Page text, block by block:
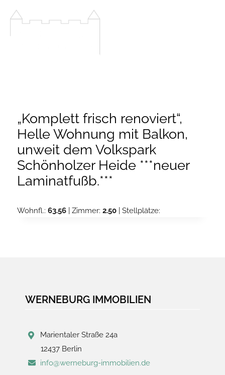
Inhalt
„Komplett frisch renoviert“,
Helle Wohnung mit Balkon,
unweit dem Volkspark
Schönholzer Heide ***neuer
Laminatfußb.***
Wohnfl.: 63.56 | Zimmer: 2.50 | Stellplätze:
WERNEBURG IMMOBILIEN
Marientaler Straße 24a
12437 Berlin
info@werneburg-immobilien.de